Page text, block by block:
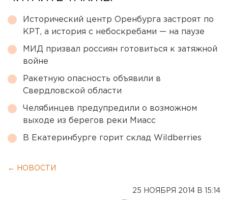
Исторический центр Оренбурга застроят по
КРТ, а история с небоскребами — на паузе
МИД призвал россиян готовиться к затяжной
войне
Ракетную опасность объявили в
Свердловской области
Челябинцев предупредили о возможном
выходе из берегов реки Миасс
В Екатеринбурге горит склад Wildberries
← НОВОСТИ
25 НОЯБРЯ 2014 В 15:14